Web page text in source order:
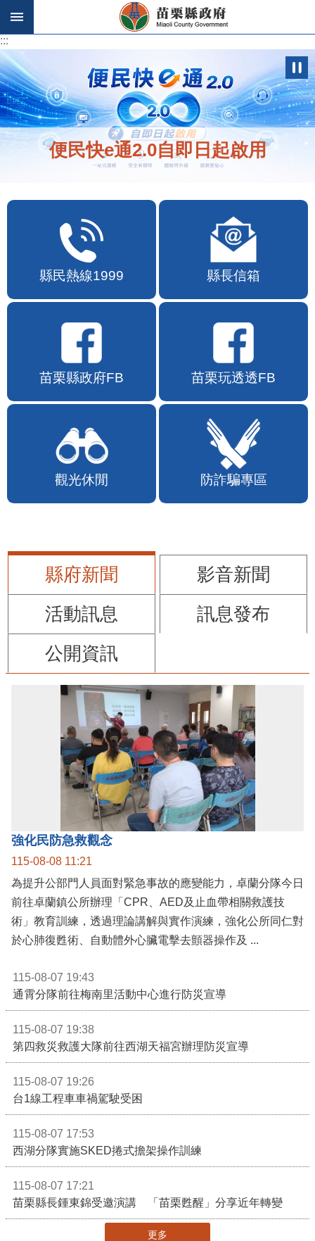
跳到主要內容區塊
:::
:::
便民快e通2.0自即日起啟用
縣民熱線1999 縣長信箱
苗栗縣政府FB 苗栗玩透透FB
觀光休閒 防詐騙專區
縣府新聞
影音新聞
活動訊息
訊息發布
公開資訊
強化民防急救觀念
115-08-08 11:21
為提升公部門人員面對緊急事故的應變能力，卓蘭分隊今日
前往卓蘭鎮公所辦理「CPR、AED及止血帶相關救護技
術」教育訓練，透過理論講解與實作演練，強化公所同仁對
115-08-07 19:43
通霄分隊前往梅南里活動中心進行防災宣導
115-08-07 19:38
第四救災救護大隊前往西湖天福宮辦理防災宣導
115-08-07 19:26
台1線工程車車禍駕駛受困
115-08-07 17:53
西湖分隊實施SKED捲式擔架操作訓練
115-08-07 17:21
苗栗縣長鍾東錦受邀演講 「苗栗甦醒」分享近年轉變
更多